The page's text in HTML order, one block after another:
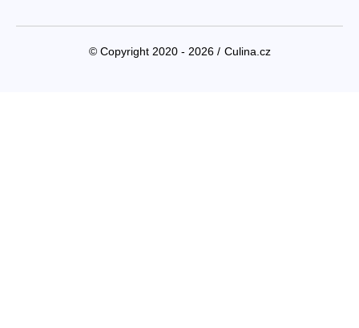
© Copyright 2020 - 2026 / Culina.cz